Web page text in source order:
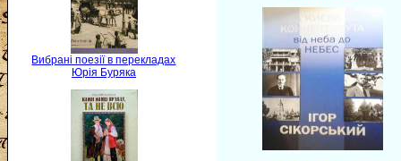
Вибрані поезії в перекладах
Юрія Буряка